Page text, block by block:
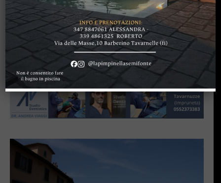
TUTTI GLI ARTICOLI DI:
GREVE IN CHIANTI